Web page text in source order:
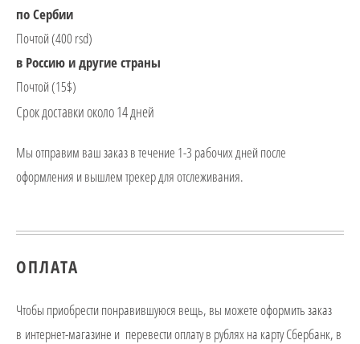
по Сербии
Почтой (400 rsd)
в Россию и другие страны
Почтой (15$)
Срок доставки около 14 дней
Мы отправим ваш заказ в течение 1-3 рабочих дней после
оформления и вышлем трекер для отслеживания.
ОПЛАТА
Чтобы приобрести понравившуюся вещь, вы можете оформить заказ
в интернет-магазине и перевести оплату в рублях на карту Сбербанк, в